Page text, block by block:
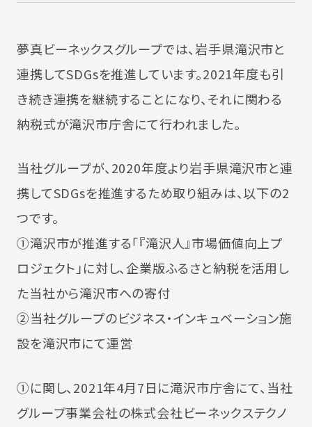
夢真ビーネックスグループでは、岩手県滝沢市と
連携してSDGsを推進しています。2021年度も引
き続き連携を継続することになり、それに関わる
納税式が滝沢市庁舎にて行われました。
当社グループが、2020年度より岩手県滝沢市と連
携してSDGsを推進するため取り組みは、以下の2
つです。
①滝沢市が推進する「『滝沢人』市場価値向上プ
ロジェクト」に対し、企業版ふるさと納税を活用し
た当社から滝沢市への寄付
②当社グループのビジネス・インキュベーション施
設を滝沢市にて運営
①に関し、2021年4月7日に滝沢市庁舎にて、当社
グループ事業会社の株式会社ビーネックステクノ